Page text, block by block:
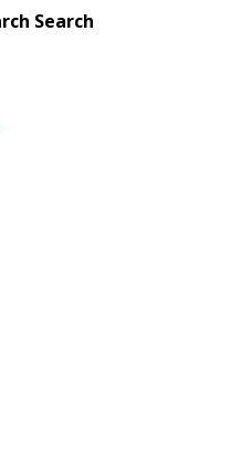
Search